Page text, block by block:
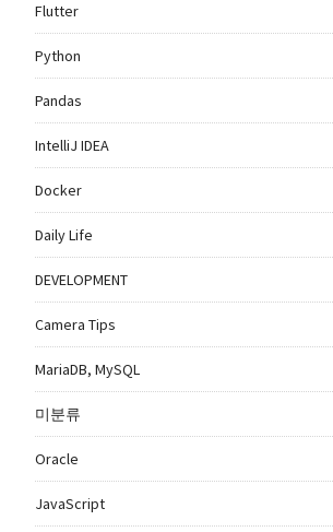
Flutter
Python
Pandas
IntelliJ IDEA
Docker
Daily Life
DEVELOPMENT
Camera Tips
MariaDB, MySQL
미분류
Oracle
JavaScript